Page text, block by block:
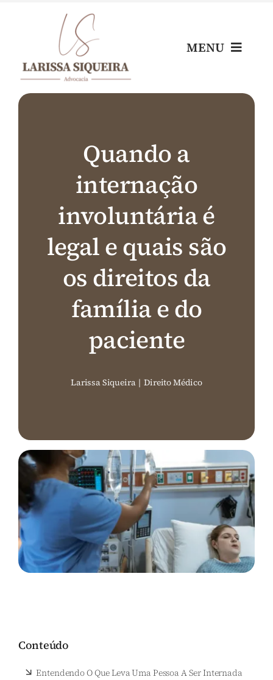
MENU
Home
Nossos Profissionais
Áreas de Atuação
Perguntas Frequentes (FAQ)
Quando a
internação
involuntária é
legal e quais são
os direitos da
família e do
paciente
Larissa Siqueira | Direito Médico
Conteúdo
Entendendo O Que Leva Uma Pessoa A Ser Internada